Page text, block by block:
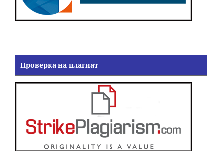
Проверка на плагиат